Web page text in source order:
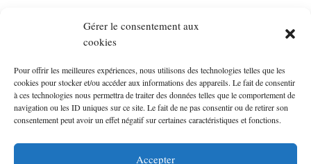
Gérer le consentement aux
cookies
Pour offrir les meilleures expériences, nous utilisons des technologies telles que les
cookies pour stocker et/ou accéder aux informations des appareils. Le fait de consentir
à ces technologies nous permettra de traiter des données telles que le comportement de
navigation ou les ID uniques sur ce site. Le fait de ne pas consentir ou de retirer son
consentement peut avoir un effet négatif sur certaines caractéristiques et fonctions.
Accepter